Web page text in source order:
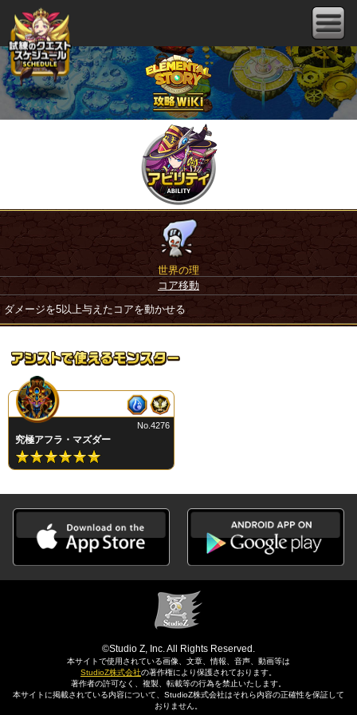
世界の理
コア移動
ダメージを5以上与えたコアを動かせる
究極アフラ・マズダー
No.4276
©Studio Z, Inc. All Rights Reserved.
本サイトで使用されている画像、文章、情報、音声、動画等は
StudioZ株式会社の著作権により保護されております。
著作者の許可なく、複製、転載等の行為を禁止いたします。
本サイトに掲載されている内容について、StudioZ株式会社はそれら内容の正確性を保証して
おりません。